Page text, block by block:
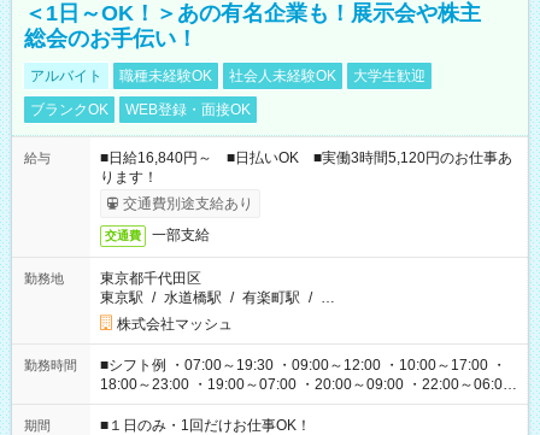
＜1日～OK！＞あの有名企業も！展示会や株主
総会のお手伝い！
アルバイト 職種未経験OK 社会人未経験OK
大学生歓迎
ブランクOK
WEB登録・面接OK
給与
■日給16,840円～ ■日払いOK ■実働3時間5,120円のお仕事あ
ります！
交通費別途支給あり
交通費 一部支給
勤務地
東京都千代田区
東京駅 / 水道橋駅 / 有楽町駅 / …
株式会社マッシュ
勤務時間
■シフト例 ・07:00～19:30 ・09:00～12:00 ・10:00～17:00 ・
18:00～23:00 ・19:00～07:00 ・20:00～09:00 ・22:00～06:00
etc ★最短で3時間で5,120円のお仕事から 15時間で2万円近く稼
げるお仕事も！ ご希望のお時間に合わせてご紹介！ ※シフトは
期間 ■１日のみ・1回だけお仕事OK！